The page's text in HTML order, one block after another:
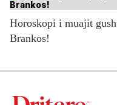
Horoskopi i muajit
Brankos!